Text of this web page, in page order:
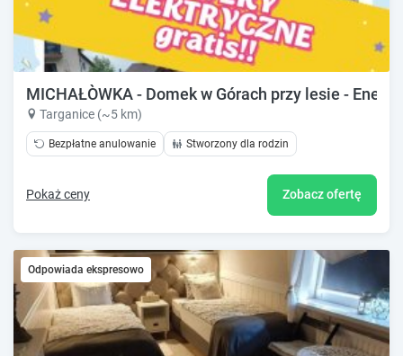
MICHAŁÒWKA - Domek w Górach przy lesie -
Targanice (~5 km)
Bezpłatne anulowanie Stworzony dla rodzin
Pokaż ceny Zobacz ofertę
Odpowiada ekspresowo